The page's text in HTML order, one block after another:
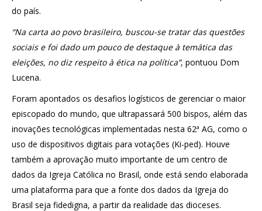
do país.
“Na carta ao povo brasileiro, buscou-se tratar das questões
sociais e foi dado um pouco de destaque à temática das
eleições, no diz respeito à ética na política”, pontuou Dom
Lucena.
Foram apontados os desafios logísticos de gerenciar o maior
episcopado do mundo, que ultrapassará 500 bispos, além das
inovações tecnológicas implementadas nesta 62ª AG, como o
uso de dispositivos digitais para votações (Ki-ped). Houve
também a aprovação muito importante de um centro de
dados da Igreja Católica no Brasil, onde está sendo elaborada
uma plataforma para que a fonte dos dados da Igreja do
Brasil seja fidedigna, a partir da realidade das dioceses.